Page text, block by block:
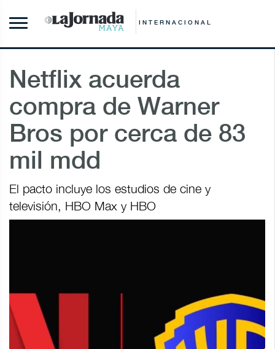
INTERNACIONAL
Netflix acuerda
compra de Warner
Bros por cerca de 83
mil mdd
El pacto incluye los estudios de cine y
televisión, HBO Max y HBO